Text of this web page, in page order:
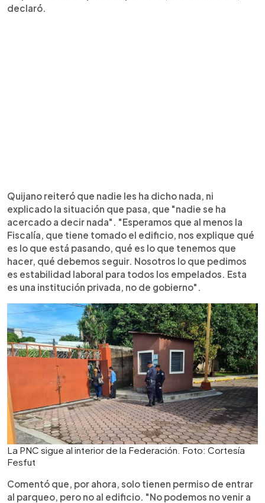
declaró.
Quijano reiteró que nadie les ha dicho nada, ni
explicado la situación que pasa, que "nadie se ha
acercado a decir nada". "Esperamos que al menos la
Fiscalía, que tiene tomado el edificio, nos explique qué
es lo que está pasando, qué es lo que tenemos que
hacer, qué debemos seguir. Nosotros lo que pedimos
es estabilidad laboral para todos los empelados. Esta
es una institución privada, no de gobierno".
La PNC sigue al interior de la Federación. Foto: Cortesía
Fesfut
Comentó que, por ahora, solo tienen permiso de entrar
al parqueo, pero no al edificio. "No podemos no venir a